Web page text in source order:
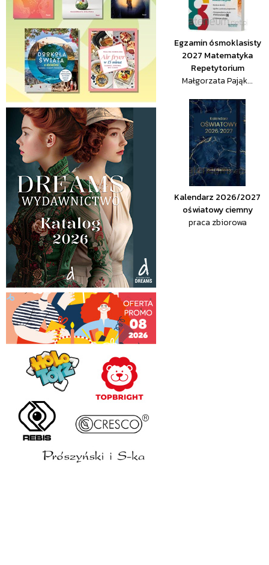
Egzamin ósmoklasisty
2027 Matematyka
Repetytorium
Małgorzata Pająk...
Kalendarz 2026/2027
oświatowy ciemny
praca zbiorowa